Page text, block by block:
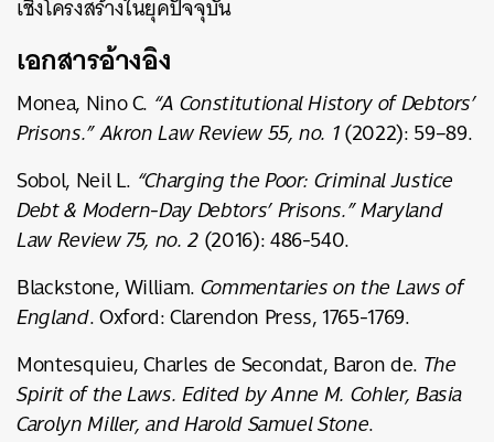
เชิงโครงสร้างในยุคปัจจุบัน
เอกสารอ้างอิง
Monea, Nino C. “A Constitutional History of Debtors’
Prisons.” Akron Law Review 55, no. 1(2022): 59–89.
Sobol, Neil L. “Charging the Poor: Criminal Justice
Debt & Modern-Day Debtors’ Prisons.” Maryland
Law Review 75, no. 2(2016): 486-540.
Blackstone, William.Commentaries on the Laws of
England. Oxford: Clarendon Press, 1765-1769.
Montesquieu, Charles de Secondat, Baron de. The
Spirit of the Laws. Edited by Anne M. Cohler, Basia
Carolyn Miller, and Harold Samuel Stone.